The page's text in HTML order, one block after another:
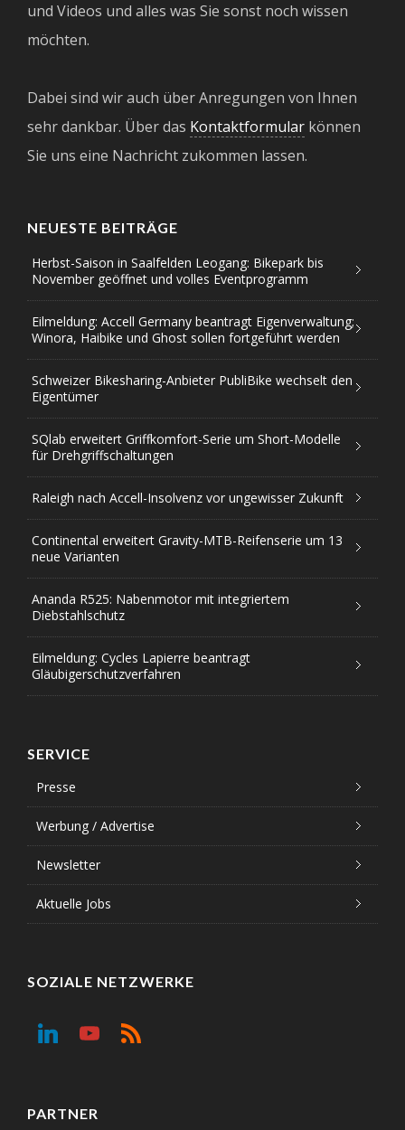
und Videos und alles was Sie sonst noch wissen
möchten.
Dabei sind wir auch über Anregungen von Ihnen
sehr dankbar. Über das Kontaktformular können
Sie uns eine Nachricht zukommen lassen.
NEUESTE BEITRÄGE
Herbst-Saison in Saalfelden Leogang: Bikepark bis
November geöffnet und volles Eventprogramm
Eilmeldung: Accell Germany beantragt Eigenverwaltung;
Winora, Haibike und Ghost sollen fortgeführt werden
Schweizer Bikesharing-Anbieter PubliBike wechselt den
Eigentümer
SQlab erweitert Griffkomfort-Serie um Short-Modelle
für Drehgriffschaltungen
Raleigh nach Accell-Insolvenz vor ungewisser Zukunft
Continental erweitert Gravity-MTB-Reifenserie um 13
neue Varianten
Ananda R525: Nabenmotor mit integriertem
Diebstahlschutz
Eilmeldung: Cycles Lapierre beantragt
Gläubigerschutzverfahren
SERVICE
Presse
Werbung / Advertise
Newsletter
Aktuelle Jobs
SOZIALE NETZWERKE
PARTNER